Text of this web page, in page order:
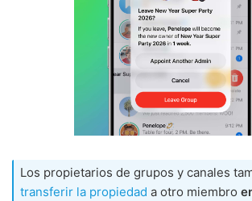
Los propietarios de grupos y canales
transferir la propiedad a otro miembro